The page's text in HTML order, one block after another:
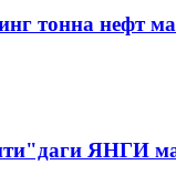
тонна нефт
ЯНГИ